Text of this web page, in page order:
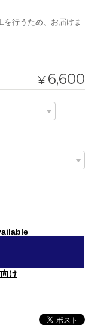
行うため、お届けま
¥ 6,600
け